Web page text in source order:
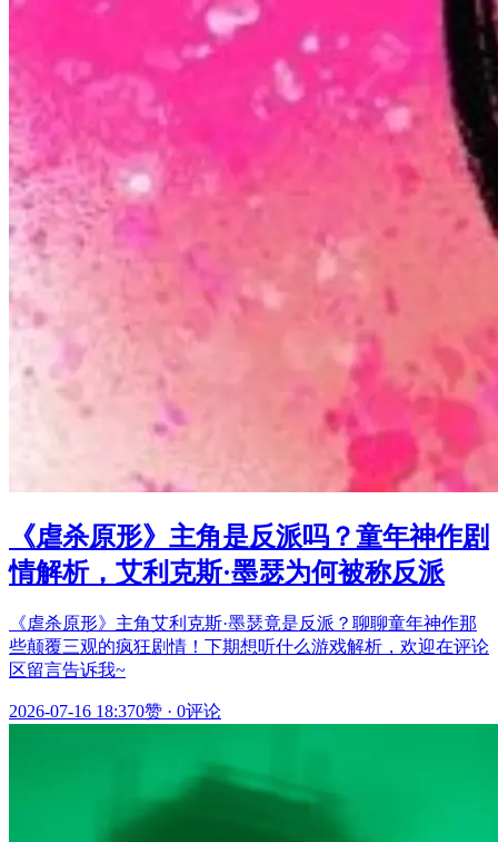
《虐杀原形》主角是反派吗？童年神作剧
情解析，艾利克斯·墨瑟为何被称反派
《虐杀原形》主角艾利克斯·墨瑟竟是反派？聊聊童年神作那
些颠覆三观的疯狂剧情！下期想听什么游戏解析，欢迎在评论
区留言告诉我~
2026-07-16 18:370赞 · 0评论